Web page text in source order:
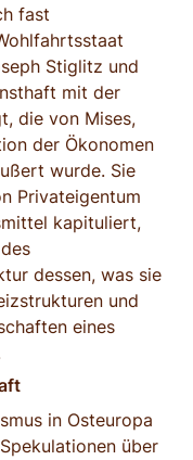
fast
Stiglitz und
mit der
die von Mises,
der Ökonomen
wurde. Sie
Privateigentum
kapituliert,
dessen, was sie
und
eines
in Osteuropa
über